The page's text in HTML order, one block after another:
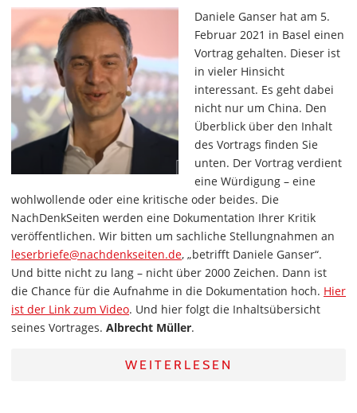
Daniele Ganser hat am 5.
Februar 2021 in Basel einen
Vortrag gehalten. Dieser ist
in vieler Hinsicht
interessant. Es geht dabei
nicht nur um China. Den
Überblick über den Inhalt
des Vortrags finden Sie
unten. Der Vortrag verdient
eine Würdigung – eine
wohlwollende oder eine kritische oder beides. Die
NachDenkSeiten werden eine Dokumentation Ihrer Kritik
veröffentlichen. Wir bitten um sachliche Stellungnahmen an
leserbriefe@nachdenkseiten.de, „betrifft Daniele Ganser“.
Und bitte nicht zu lang – nicht über 2000 Zeichen. Dann ist
die Chance für die Aufnahme in die Dokumentation hoch. Hier
ist der Link zum Video. Und hier folgt die Inhaltsübersicht
seines Vortrages. Albrecht Müller.
WEITERLESEN